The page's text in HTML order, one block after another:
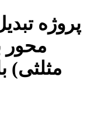
پروژه
محور
مثلثی)